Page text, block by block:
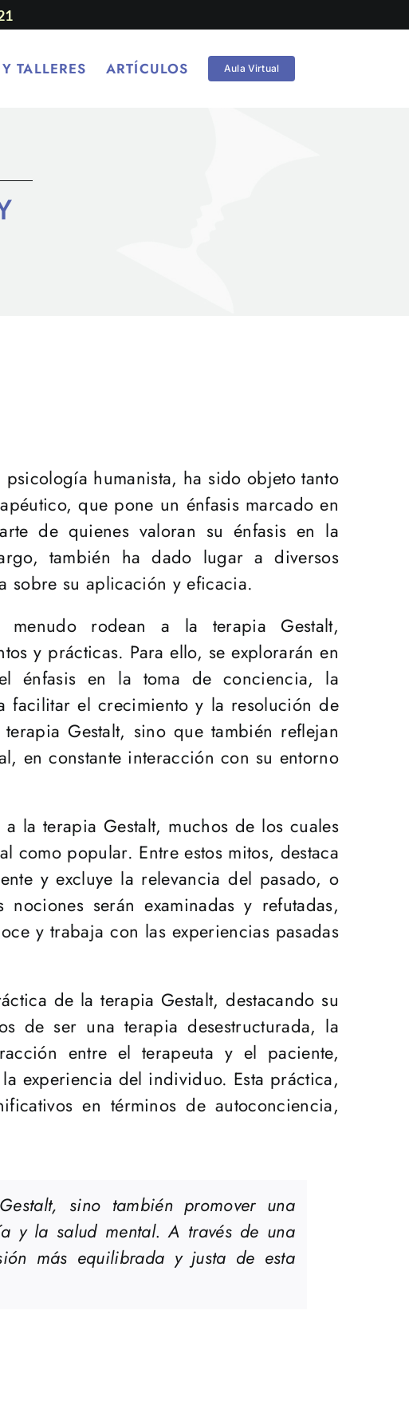
TALLERES ARTÍCULOS Aula Virtual
humanista, ha sido objeto tanto
que pone un énfasis marcado en
de quienes valoran su énfasis en la
también ha dado lugar a diversos
sobre su aplicación y eficacia.
rodean a la terapia Gestalt,
y prácticas. Para ello, se explorarán en
énfasis en la toma de conciencia, la
facilitar el crecimiento y la resolución de
Gestalt, sino que también reflejan
en constante interacción con su entorno
la terapia Gestalt, muchos de los cuales
popular. Entre estos mitos, destaca
y excluye la relevancia del pasado, o
serán examinadas y refutadas,
y trabaja con las experiencias pasadas
de la terapia Gestalt, destacando su
de ser una terapia desestructurada, la
entre el terapeuta y el paciente,
experiencia del individuo. Esta práctica,
en términos de autoconciencia,
sino también promover una
y la salud mental. A través de una
más equilibrada y justa de esta